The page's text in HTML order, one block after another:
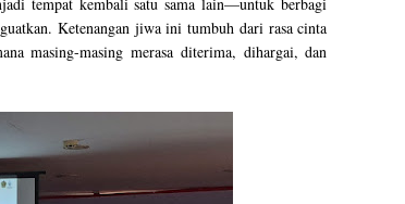
Ketenangan jiwa ini tumbuh dari rasa cinta
masing-masing merasa diterima, dihargai, dan